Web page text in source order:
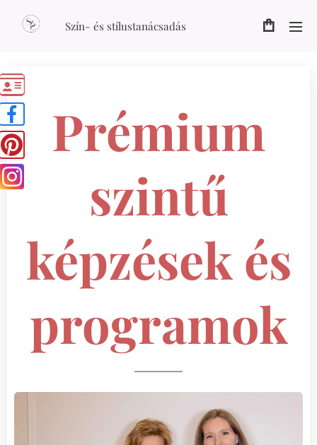
Szín- és stílustanácsadás
Prémium
szintű
képzések és
programok